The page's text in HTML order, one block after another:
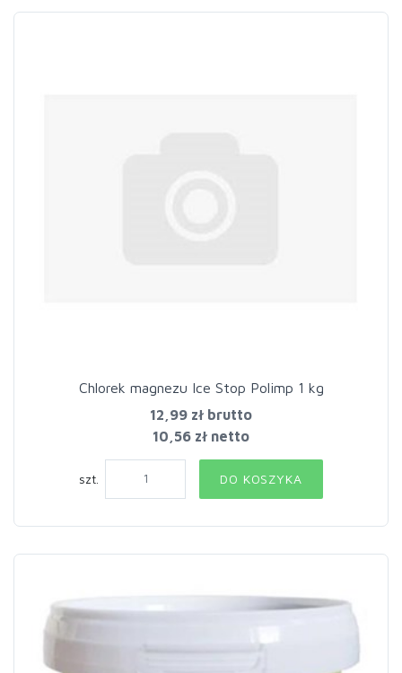
Chlorek magnezu Ice Stop Polimp 1 kg
12,99 zł brutto
10,56 zł netto
szt. DO KOSZYKA